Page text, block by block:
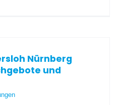
Nürnberg
und